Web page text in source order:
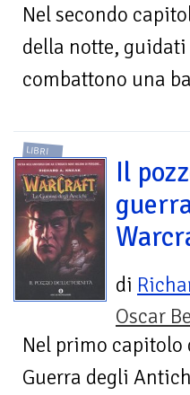
Nel secondo
della notte,
combattono una
LIBRI
Il
di
Oscar
Nel primo
Guerra degli